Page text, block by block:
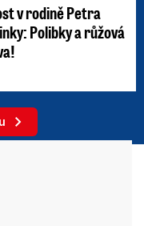
v rodině Petra
Polibky a růžová